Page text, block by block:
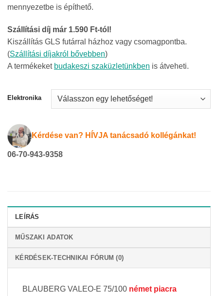
mennyezetbe is építhető.
Szállítási díj már 1.590 Ft-tól!
Kiszállítás GLS futárral házhoz vagy csomagpontba.
(Szállítási díjakról bővebben)
A termékeket budakeszi szaküzletünkben is átveheti.
Elektronika
Kérdése van? HÍVJA tanácsadó kollégánkat!
06-70-943-9358
LEÍRÁS
MŰSZAKI ADATOK
KÉRDÉSEK-TECHNIKAI FÓRUM (0)
BLAUBERG VALEO-E 75/100 német piacra